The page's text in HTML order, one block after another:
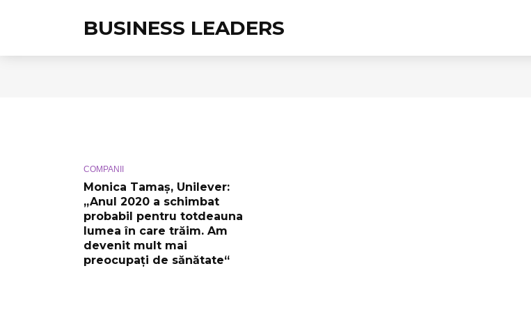
BUSINESS LEADERS
COMPANII
Monica Tamaș, Unilever:
„Anul 2020 a schimbat
probabil pentru totdeauna
lumea în care trăim. Am
devenit mult mai
preocupați de sănătate“